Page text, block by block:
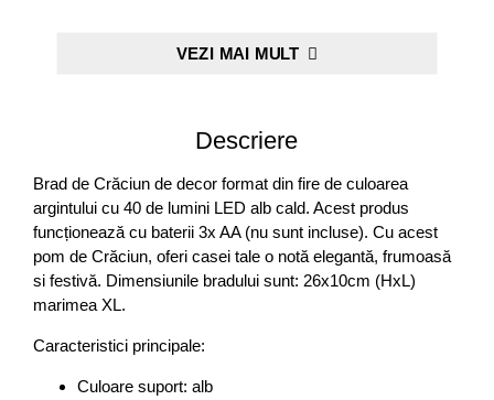
Descriere
Brad de Crăciun de decor format din fire de culoarea
argintului cu 40 de lumini LED alb cald. Acest produs
funcționează cu baterii 3x AA (nu sunt incluse). Cu acest
pom de Crăciun, oferi casei tale o notă elegantă, frumoasă
si festivă. Dimensiunile bradului sunt: ​​26x10cm (HxL)
marimea XL.
Caracteristici principale:
Culoare suport: alb
VEZI MAI MULT